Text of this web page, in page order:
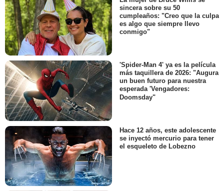
sincera sobre su 50
cumpleaños: "Creo que la culpa
es algo que siempre llevo
conmigo"
'Spider-Man 4' ya es la película
más taquillera de 2026: "Augura
un buen futuro para nuestra
esperada 'Vengadores:
Doomsday"
Hace 12 años, este adolescente
se inyectó mercurio para tener
el esqueleto de Lobezno